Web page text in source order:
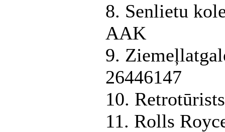
8. Senlietu
AAK
9.
26446147
10.
11. Rolls